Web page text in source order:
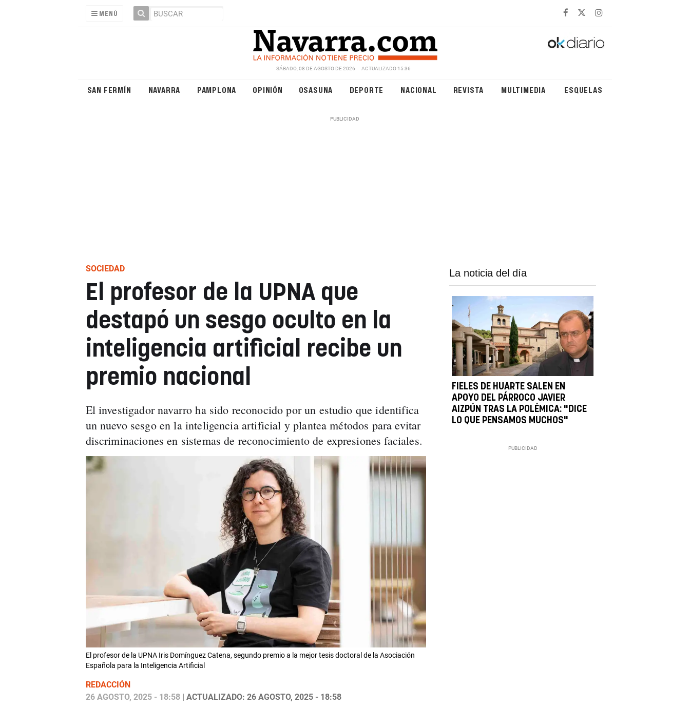
MENÚ
SÁBADO, 08 DE AGOSTO DE 2026 ACTUALIZADO 15:36
SAN FERMÍN NAVARRA PAMPLONA OPINIÓN OSASUNA DEPORTE NACIONAL REVISTA MULTIMEDIA ESQUELAS
SOCIEDAD
El profesor de la UPNA que
destapó un sesgo oculto en la
inteligencia artificial recibe un
premio nacional
El investigador navarro ha sido reconocido por un estudio que identifica
un nuevo sesgo en la inteligencia artificial y plantea métodos para evitar
discriminaciones en sistemas de reconocimiento de expresiones faciales.
El profesor de la UPNA Iris Domínguez Catena, segundo premio a la mejor tesis doctoral de la Asociación
Española para la Inteligencia Artificial
REDACCIÓN
26 AGOSTO, 2025 - 18:58| ACTUALIZADO: 26 AGOSTO, 2025 - 18:58
La noticia del día
FIELES DE HUARTE SALEN EN
APOYO DEL PÁRROCO JAVIER
AIZPÚN TRAS LA POLÉMICA: "DICE
LO QUE PENSAMOS MUCHOS"